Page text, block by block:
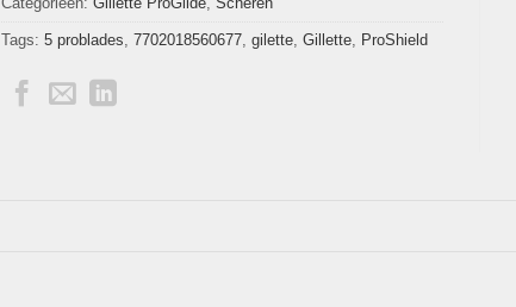
Tags: 5 problades, 7702018560677, gilette, Gillette, ProShield